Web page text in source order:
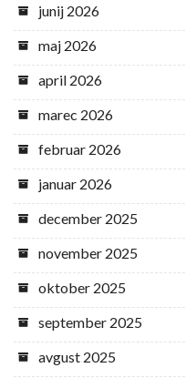
junij 2026
maj 2026
april 2026
marec 2026
februar 2026
januar 2026
december 2025
november 2025
oktober 2025
september 2025
avgust 2025